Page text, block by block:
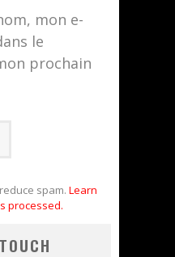
mon e-
le
prochain
spam. Learn
processed.